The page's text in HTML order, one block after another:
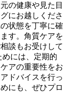
の健康や見た目
にお越しくださ
状態を丁寧に確
す。角質ケアを
談もお受けして
には、定期的
アの重要性をお
ドバイスを行っ
にも、ぜひプロ